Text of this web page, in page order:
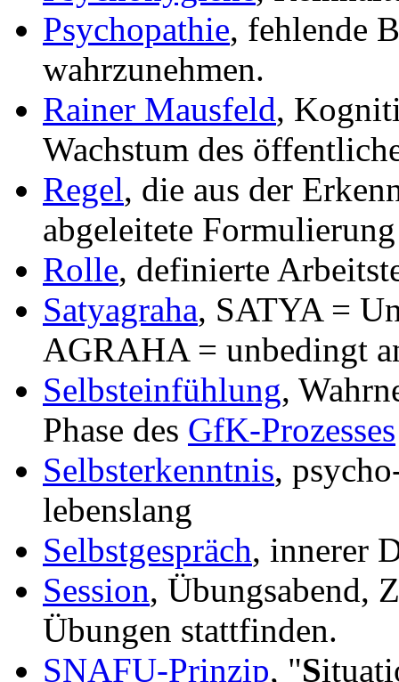
Psychopathie, fehlende
wahrzunehmen.
Rainer Mausfeld,
Wachstum des
Regel, die aus der
abgeleitete
Rolle, definierte
Satyagraha, SATYA =
AGRAHA = unbedingt
Selbsteinfühlung,
Phase des GfK-Prozesses
Selbsterkenntnis,
lebenslang
Selbstgespräch, innerer
Session, Übungsabend,
Übungen stattfinden.
SNAFU-Prinzip, "S